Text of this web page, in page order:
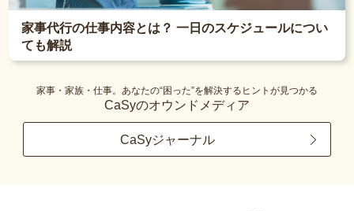
家事代行の仕事内容とは？ 一日のスケジュールについ
ても解説
家事・家族・仕事。あなたの“困った”を解決するヒントが見つかる
CaSyのオウンドメディア
CaSyジャーナル